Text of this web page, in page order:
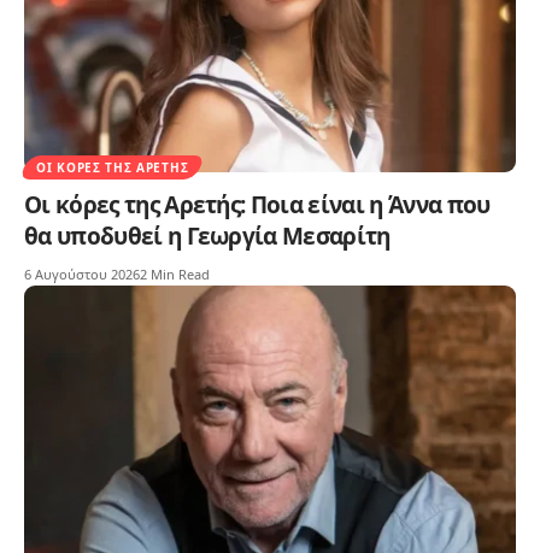
ΟΙ ΚΌΡΕΣ ΤΗΣ ΑΡΕΤΉΣ
Οι κόρες της Αρετής: Ποια είναι η Άννα που
θα υποδυθεί η Γεωργία Μεσαρίτη
6 Αυγούστου 20262 Min Read